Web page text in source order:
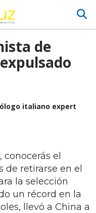
de
italiano expert
el
de retirarse en el
la selección
un récord en la
llevó a China a